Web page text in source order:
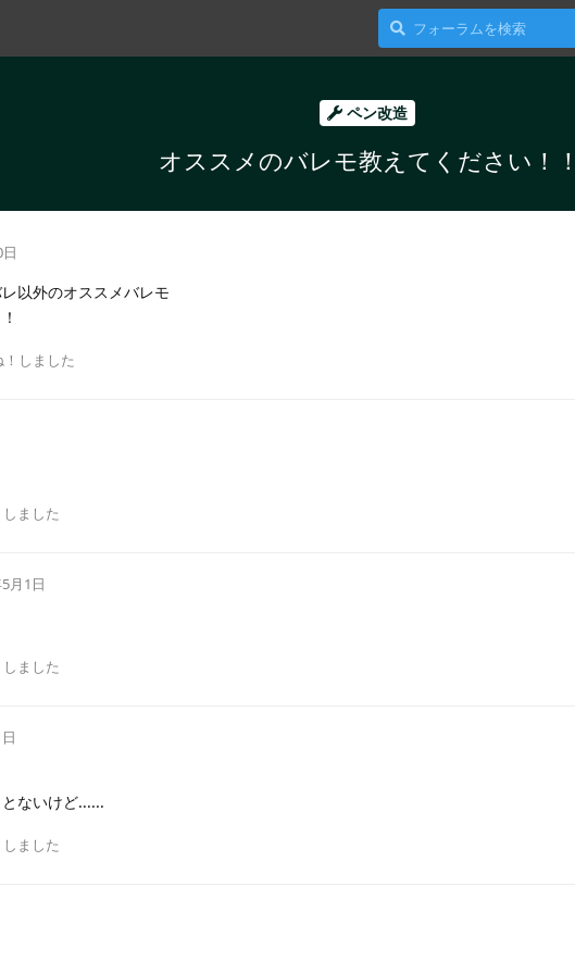
ペン改造
オススメのバレモ教えてください！！
以外のオススメバレモ
しました
ました
月1日
ました
ないけど......
ました